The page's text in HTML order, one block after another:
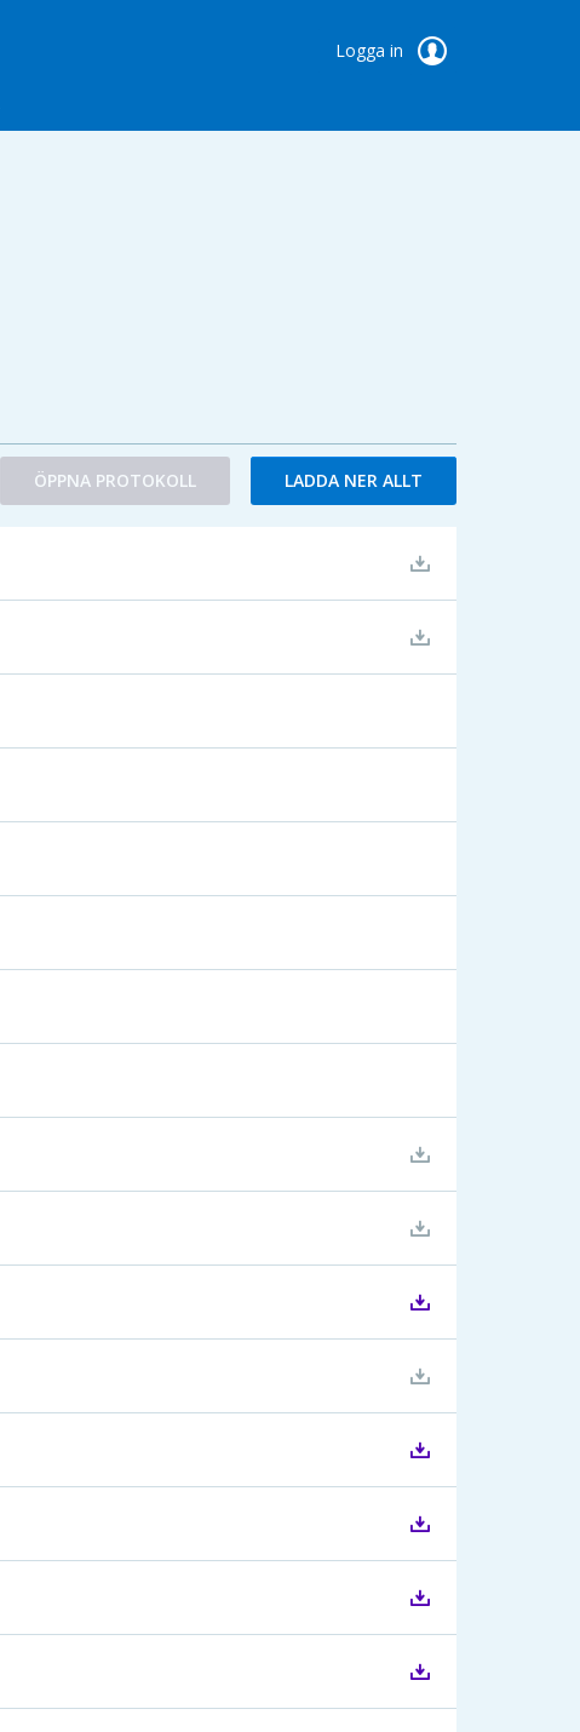
Logga in
ÖPPNA PROTOKOLL LADDA NER ALLT